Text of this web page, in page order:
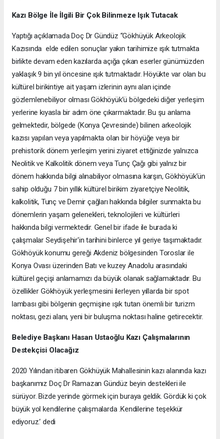
Kazı Bölge İle İlgili Bir Çok Bilinmeze Işık Tutacak
Yaptığı açıklamada Doç Dr Gündüz “Gökhüyük Arkeolojik
Kazısında elde edilen sonuçlar yakın tarihimize ışık tutmakta
birlikte devam eden kazılarda açığa çıkan eserler günümüzden
yaklaşık 9 bin yıl öncesine ışık tutmaktadır. Höyükte var olan bu
kültürel birikintiye ait yaşam izlerinin aynı alan içinde
gözlemlenebiliyor olması Gökhöyük’ü bölgedeki diğer yerleşim
yerlerine kıyasla bir adım öne çıkarmaktadır. Bu şu anlama
gelmektedir, bölgede (Konya Çevresinde) bilinen arkeolojik
kazısı yapılan veya yapılmakta olan bir höyüğe veya bir
prehistorik dönem yerleşim yerini ziyaret ettiğinizde yalnızca
Neolitik ve Kalkolitik dönem veya Tunç Çağı gibi yalnız bir
dönem hakkında bilgi alınabiliyor olmasına karşın, Gökhöyük’ün
sahip olduğu 7 bin yıllık kültürel birikim ziyaretçiye Neolitik,
kalkolitik, Tunç ve Demir çağları hakkında bilgiler sunmakta bu
dönemlerin yaşam gelenekleri, teknolojileri ve kültürleri
hakkında bilgi vermektedir. Genel bir ifade ile burada ki
çalışmalar Seydişehir'in tarihini binlerce yıl geriye taşımaktadır.
Gökhöyük konumu gereği Akdeniz bölgesinden Toroslar ile
Konya Ovası üzerinden Batı ve kuzey Anadolu arasındaki
kültürel geçişi anlamamızı da büyük olanak sağlamaktadır. Bu
özellikler Gökhöyük yerleşmesini ilerleyen yıllarda bir spot
lambası gibi bölgenin geçmişine ışık tutan önemli bir turizm
noktası, gezi alanı, yeni bir buluşma noktası haline getirecektir.
Belediye Başkanı Hasan Ustaoğlu Kazı Çalışmalarının
Destekçisi Olacağız
2020 Yılından itibaren Gökhüyük Mahallesinin kazı alanında kazı
başkanımız Doç Dr Ramazan Gündüz beyin destekleri ile
sürüyor. Bizde yerinde görmek için buraya geldik. Gördük ki çok
büyük yol kendilerine çalışmalarda .Kendilerine teşekkür
ediyoruz.’ dedi